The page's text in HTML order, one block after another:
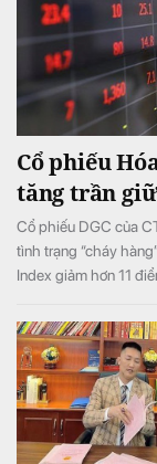
Cổ phiếu
tăng trần
Cổ phiếu DGC của
tình trạng “cháy
Index giảm hơn 11